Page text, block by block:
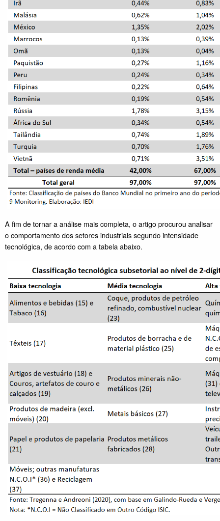
A fim de tornar a análise mais completa, o artigo procurou analisar
o comportamento dos setores industriais segundo intensidade
tecnológica, de acordo com a tabela abaixo.